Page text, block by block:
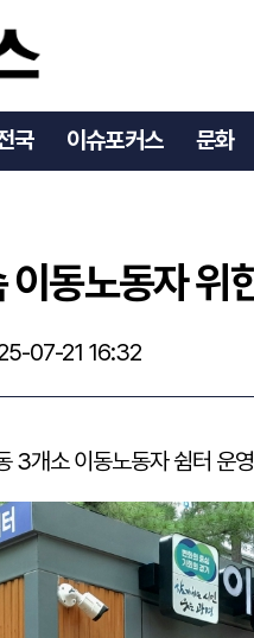
국 이슈포커스 문화
명시, 무더위 속 이동노동자 위한
이동노동자 위
07-21 16:32
3개소 이동노동자 쉼터 운영